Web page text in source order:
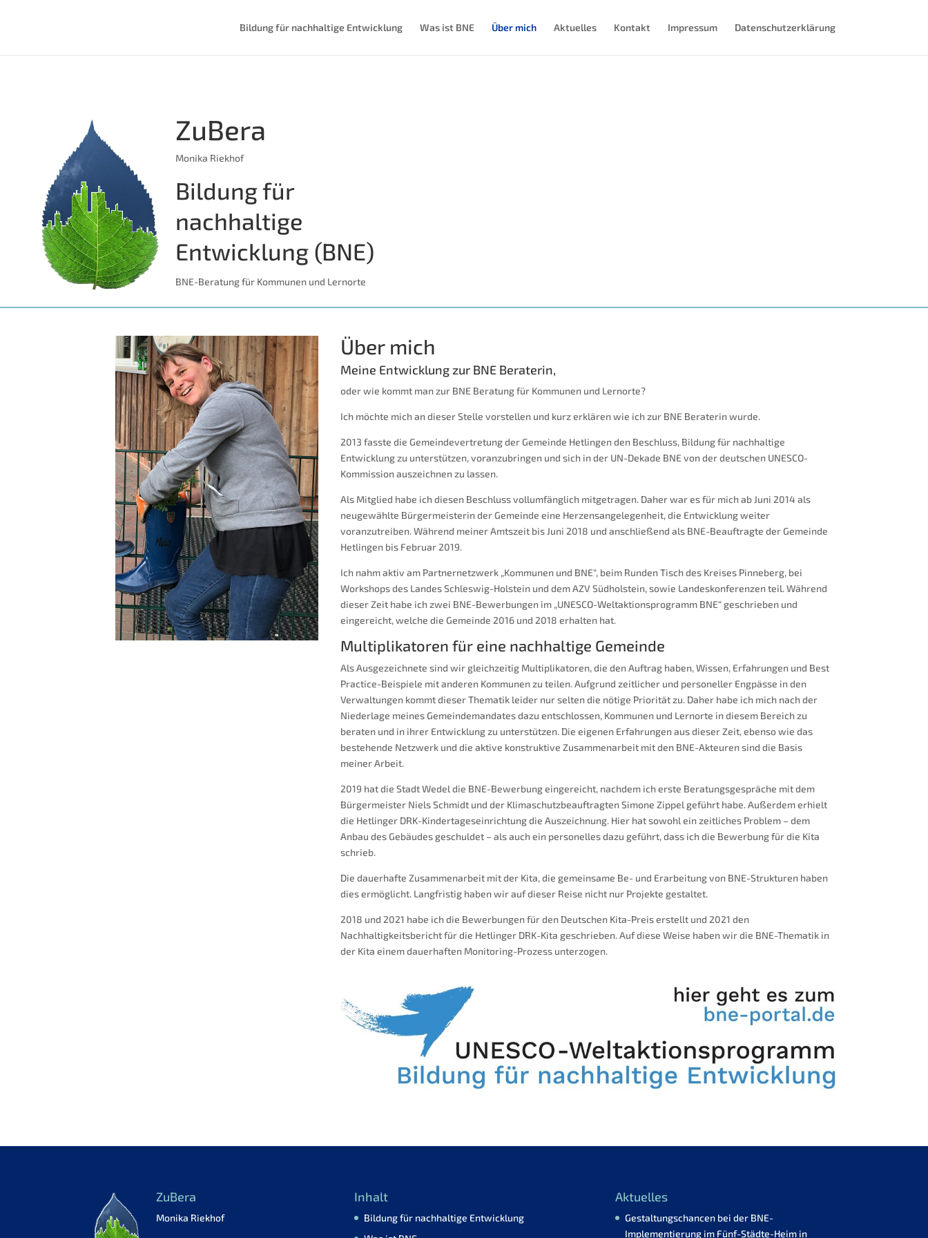
Bildung für nachhaltige Entwicklung Was ist BNE Über mich Aktuelles Kontakt Impressum Datenschutzerklärung
ZuBera
Monika Riekhof
Bildung für
nachhaltige
Entwicklung (BNE)
BNE-Beratung für Kommunen und Lernorte
Über mich
Meine Entwicklung zur BNE Beraterin,
oder wie kommt man zur BNE Beratung für Kommunen und Lernorte?
Ich möchte mich an dieser Stelle vorstellen und kurz erklären wie ich zur BNE Beraterin wurde.
2013 fasste die Gemeindevertretung der Gemeinde Hetlingen den Beschluss, Bildung für nachhaltige
Entwicklung zu unterstützen, voranzubringen und sich in der UN-Dekade BNE von der deutschen UNESCO-
Kommission auszeichnen zu lassen.
Als Mitglied habe ich diesen Beschluss vollumfänglich mitgetragen. Daher war es für mich ab Juni 2014 als
neugewählte Bürgermeisterin der Gemeinde eine Herzensangelegenheit, die Entwicklung weiter
voranzutreiben. Während meiner Amtszeit bis Juni 2018 und anschließend als BNE-Beauftragte der Gemeinde
Hetlingen bis Februar 2019.
Ich nahm aktiv am Partnernetzwerk „Kommunen und BNE“, beim Runden Tisch des Kreises Pinneberg, bei
Workshops des Landes Schleswig-Holstein und dem AZV Südholstein, sowie Landeskonferenzen teil. Während
dieser Zeit habe ich zwei BNE-Bewerbungen im „UNESCO-Weltaktionsprogramm BNE“ geschrieben und
eingereicht, welche die Gemeinde 2016 und 2018 erhalten hat.
Multiplikatoren für eine nachhaltige Gemeinde
Als Ausgezeichnete sind wir gleichzeitig Multiplikatoren, die den Auftrag haben,Wissen, Erfahrungen und Best
Practice-Beispiele mit anderen Kommunen zu teilen. Aufgrund zeitlicher und personeller Engpässe in den
Verwaltungen kommt dieser Thematik leider nur selten die nötige Priorität zu. Daher habe ich mich nach der
Niederlage meines Gemeindemandates dazu entschlossen, Kommunen und Lernorte in diesem Bereich zu
beraten und in ihrer Entwicklung zu unterstützen. Die eigenen Erfahrungen aus dieser Zeit, ebenso wie das
bestehende Netzwerk und die aktive konstruktive Zusammenarbeit mit den BNE-Akteuren sind die Basis
meiner Arbeit.
2019 hat die Stadt Wedel die BNE-Bewerbung eingereicht, nachdem ich erste Beratungsgespräche mit dem
Bürgermeister Niels Schmidt und der Klimaschutzbeauftragten Simone Zippel geführt habe. Außerdem erhielt
die Hetlinger DRK-Kindertageseinrichtung die Auszeichnung. Hier hat sowohl ein zeitliches Problem – dem
Anbau des Gebäudes geschuldet – als auch ein personelles dazu geführt, dass ich die Bewerbung für die Kita
schrieb.
Die dauerhafte Zusammenarbeit mit der Kita, die gemeinsame Be- und Erarbeitung von BNE-Strukturen haben
dies ermöglicht. Langfristig haben wir auf dieser Reise nicht nur Projekte gestaltet.
2018 und 2021 habe ich die Bewerbungen für den Deutschen Kita-Preis erstellt und 2021 den
Nachhaltigkeitsbericht für die Hetlinger DRK-Kita geschrieben. Auf diese Weise haben wir die BNE-Thematik in
der Kita einem dauerhaften Monitoring-Prozess unterzogen.
ZuBera
Monika Riekhof
Inhalt
Bildung für nachhaltige Entwicklung
Aktuelles
Gestaltungschancen bei der BNE-
Implementierung im Fünf-Städte-Heim in